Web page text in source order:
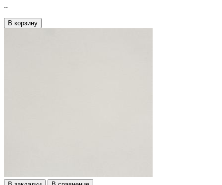
..
В корзину